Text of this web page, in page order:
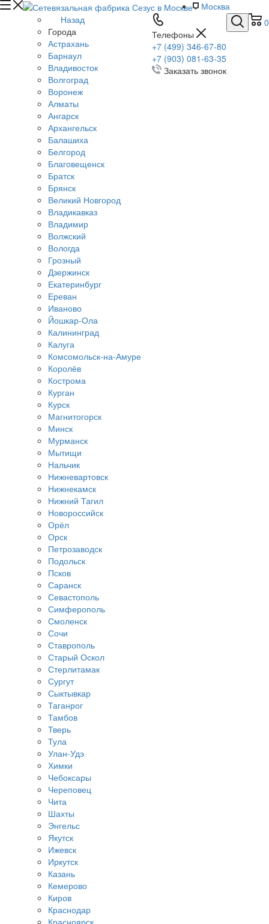
0
Телефоны
+7 (499) 346-67-80
+7 (903) 081-63-35
Заказать звонок
Москва
Назад
Города
Астрахань
Барнаул
Владивосток
Волгоград
Воронеж
Алматы
Ангарск
Архангельск
Балашиха
Белгород
Благовещенск
Братск
Брянск
Великий Новгород
Владикавказ
Владимир
Волжский
Вологда
Грозный
Дзержинск
Екатеринбург
Ереван
Иваново
Йошкар-Ола
Калининград
Калуга
Комсомольск-на-Амуре
Королёв
Кострома
Курган
Курск
Магнитогорск
Минск
Мурманск
Мытищи
Нальчик
Нижневартовск
Нижнекамск
Нижний Тагил
Новороссийск
Орёл
Орск
Петрозаводск
Подольск
Псков
Саранск
Севастополь
Симферополь
Смоленск
Сочи
Ставрополь
Старый Оскол
Стерлитамак
Сургут
Сыктывкар
Таганрог
Тамбов
Тверь
Тула
Улан-Удэ
Химки
Чебоксары
Череповец
Чита
Шахты
Энгельс
Якутск
Ижевск
Иркутск
Казань
Кемерово
Киров
Краснодар